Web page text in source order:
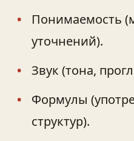
Понимаемость
уточнений).
Звук (тона,
Формулы
структур).